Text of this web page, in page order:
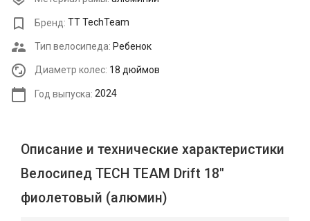
Бренд: TT TechTeam
Тип велосипеда: Ребенок
Диаметр колес: 18 дюймов
Год выпуска: 2024
Описание и технические характеристики
Велосипед TECH TEAM Drift 18"
фиолетовый (алюмин)